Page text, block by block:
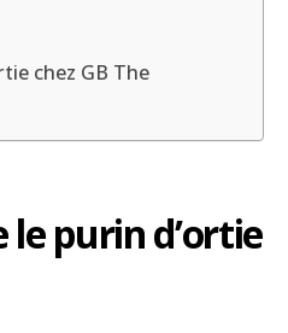
chez GB The
le purin d’ortie